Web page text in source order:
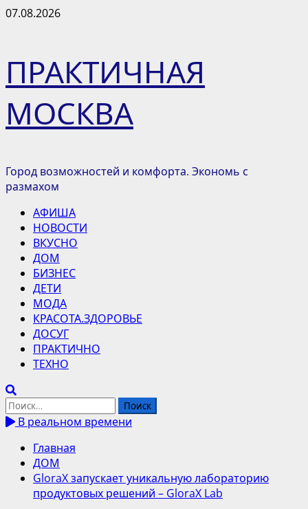
Перейти
07.08.2026
ПРАКТИЧНАЯ
МОСКВА
Город возможностей и комфорта. Экономь с
размахом
Основное
меню
АФИША
НОВОСТИ
ВКУСНО
ДОМ
БИЗНЕС
ДЕТИ
МОДА
КРАСОТА.ЗДОРОВЬЕ
ДОСУГ
ПРАКТИЧНО
ТЕХНО
Найти:
В реальном времени
Главная
ДОМ
GloraX запускает уникальную лабораторию
продуктовых решений – GloraX Lab